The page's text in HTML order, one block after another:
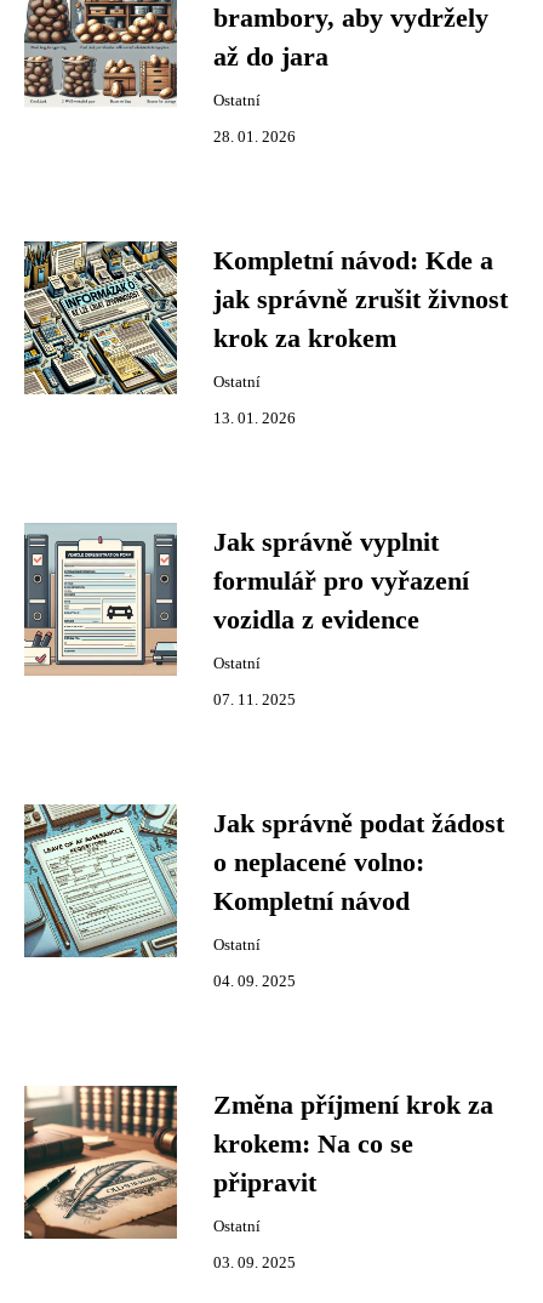
brambory, aby vydržely
až do jara
Ostatní
28. 01. 2026
Kompletní návod: Kde a
jak správně zrušit živnost
krok za krokem
Ostatní
13. 01. 2026
Jak správně vyplnit
formulář pro vyřazení
vozidla z evidence
Ostatní
07. 11. 2025
Jak správně podat žádost
o neplacené volno:
Kompletní návod
Ostatní
04. 09. 2025
Změna příjmení krok za
krokem: Na co se
připravit
Ostatní
03. 09. 2025